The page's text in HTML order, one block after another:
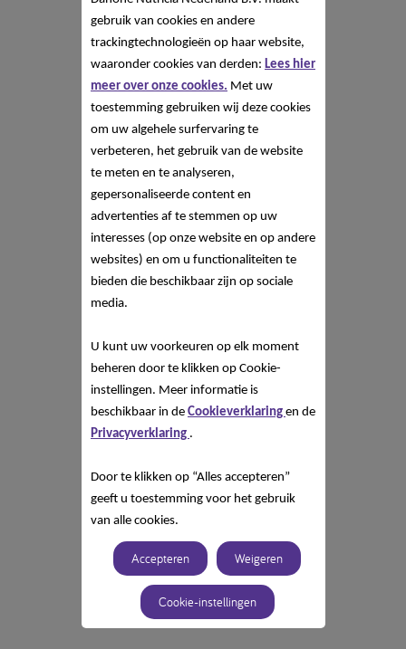
gebruik van cookies en andere
trackingtechnologieën op haar website,
waaronder cookies van derden: Lees hier
meer over onze cookies. Met uw
toestemming gebruiken wij deze cookies
om uw algehele surfervaring te
verbeteren, het gebruik van de website
te meten en te analyseren,
gepersonaliseerde content en
advertenties af te stemmen op uw
interesses (op onze website en op andere
websites) en om u functionaliteiten te
bieden die beschikbaar zijn op sociale
media.
U kunt uw voorkeuren op elk moment
beheren door te klikken op Cookie-
instellingen. Meer informatie is
beschikbaar in de Cookieverklaring en de
Privacyverklaring .
Door te klikken op “Alles accepteren”
geeft u toestemming voor het gebruik
van alle cookies.
Accepteren Weigeren
Cookie-instellingen